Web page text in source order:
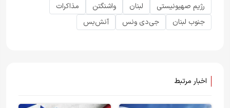
رژیم صهیونیستی لبنان واشنگتن
مذاکرات
جنوب لبنان
جی‌دی ونس آنش‌بس
اخبار مرتبط